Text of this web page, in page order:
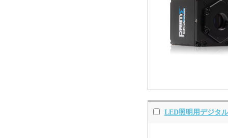
LED照明用デジタ